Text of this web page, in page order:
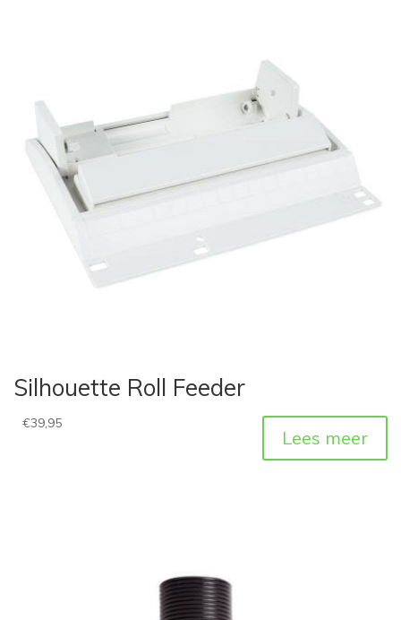
Silhouette Roll Feeder
€39,95
Lees meer